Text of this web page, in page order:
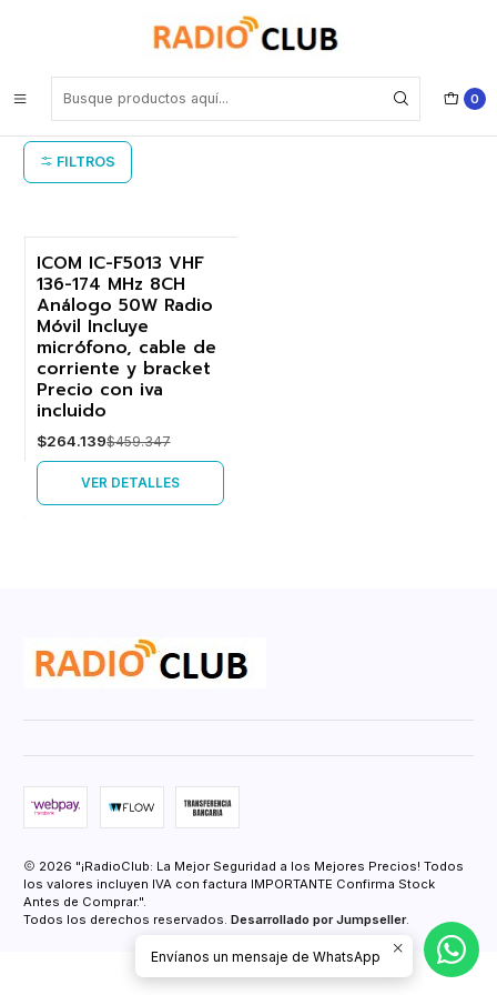
0
Radio móvil 50W
FILTROS
-42%
Agotado
ICOM IC-F5013 VHF
136-174 MHz 8CH
Análogo 50W Radio
Móvil Incluye
micrófono, cable de
corriente y bracket
Precio con iva
incluido
$264.139$459.347
VER DETALLES
2026 "¡RadioClub: La Mejor Seguridad a los Mejores Precios! Todos
los valores incluyen IVA con factura IMPORTANTE Confirma Stock
Antes de Comprar.".
Todos los derechos reservados. Desarrollado por Jumpseller.
Envíanos un mensaje de WhatsApp